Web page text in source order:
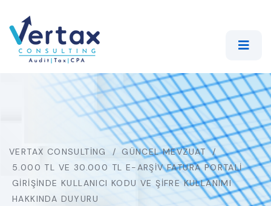
VERTAX CONSULTING
GÜNCEL MEVZUAT
5.000 TL VE 30.000 TL E-ARŞIV FATURA PORTALI
GIRIŞINDE KULLANICI KODU VE ŞIFRE KULLANIMI
HAKKINDA DUYURU